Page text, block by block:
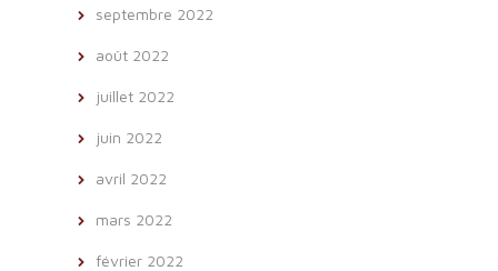
septembre 2022
août 2022
juillet 2022
juin 2022
avril 2022
mars 2022
février 2022